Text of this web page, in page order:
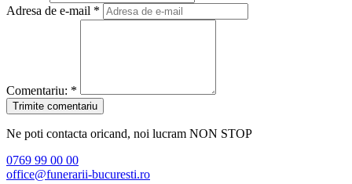
Adresa de e-mail *
Comentariu: *
Ne poti contacta oricand, noi lucram NON STOP
0769 99 00 00
office@funerarii-bucuresti.ro